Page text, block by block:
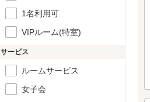
1名利用可
VIPルーム(特室)
サービス
ルームサービス
女子会